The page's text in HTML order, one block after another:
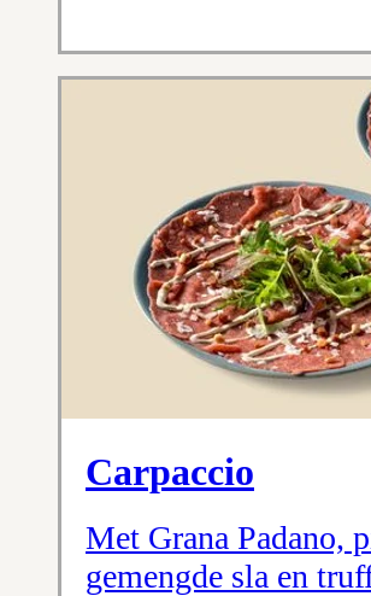
Carpaccio
Met Grana Padano,
gemengde sla en